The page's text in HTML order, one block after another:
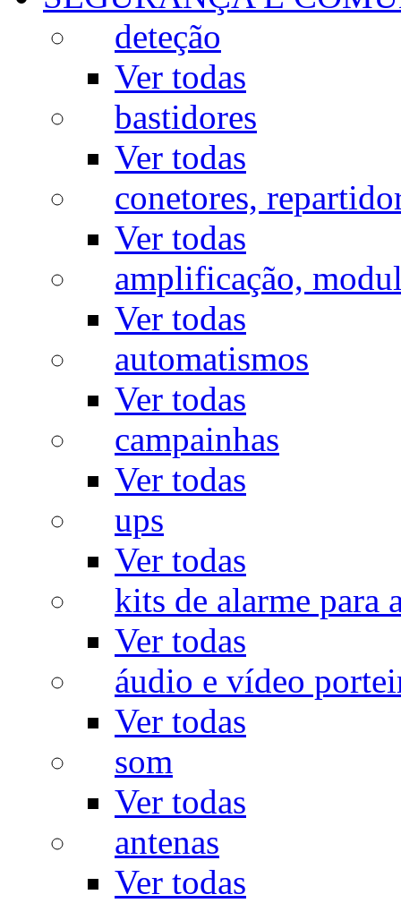
deteção
Ver todas
bastidores
Ver todas
conetores,
Ver todas
amplificação,
Ver todas
automatismos
Ver todas
campainhas
Ver todas
ups
Ver todas
kits de alarme para
Ver todas
áudio e vídeo
Ver todas
som
Ver todas
antenas
Ver todas